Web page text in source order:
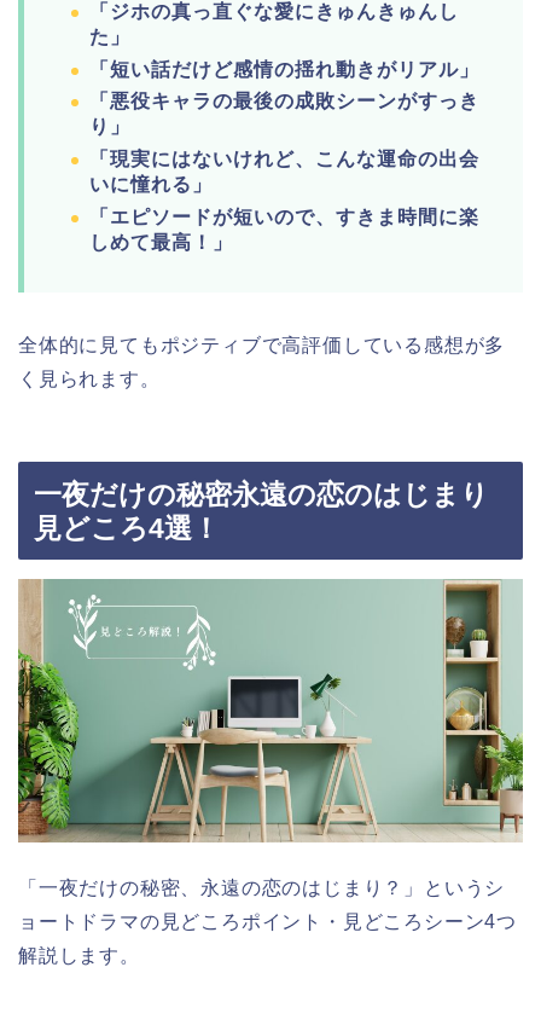
「ジホの真っ直ぐな愛にきゅんきゅんし
た」
「短い話だけど感情の揺れ動きがリアル」
「悪役キャラの最後の成敗シーンがすっき
り」
「現実にはないけれど、こんな運命の出会
いに憧れる」
「エピソードが短いので、すきま時間に楽
しめて最高！」
全体的に見てもポジティブで高評価している感想が多
く見られます。
一夜だけの秘密永遠の恋のはじまり
見どころ4選！
「一夜だけの秘密、永遠の恋のはじまり？」というシ
ョートドラマの見どころポイント・見どころシーン4つ
解説します。